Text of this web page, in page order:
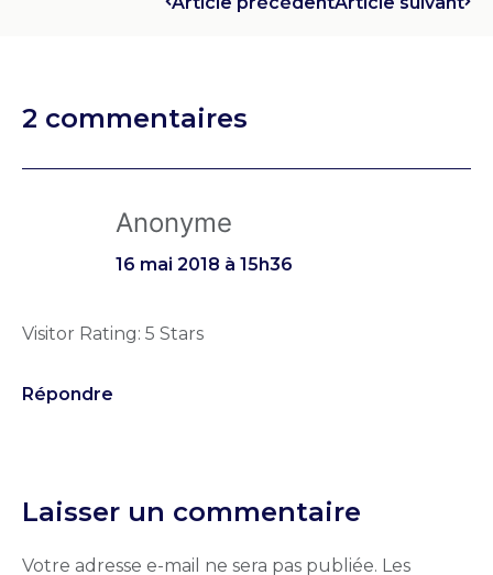
2 commentaires
Anonyme
16 mai 2018 à 15h36
Visitor Rating: 5 Stars
Répondre
Laisser un commentaire
Votre adresse e-mail ne sera pas publiée. Les